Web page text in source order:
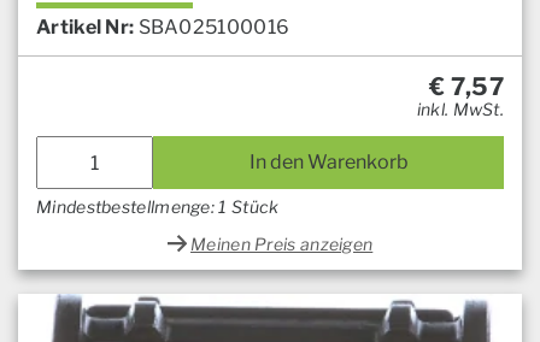
Artikel Nr: SBA025100016
€ 7,57
inkl. MwSt.
In den Warenkorb
Mindestbestellmenge: 1 Stück
Meinen Preis anzeigen